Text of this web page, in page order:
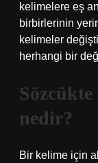
kelimelere eş
birbirlerinin
kelimeler
herhangi bir
nedir?
Bir kelime için